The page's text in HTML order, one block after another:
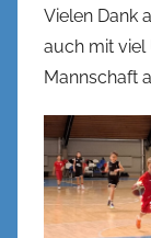
Vielen Dank
auch mit
Mannschaft